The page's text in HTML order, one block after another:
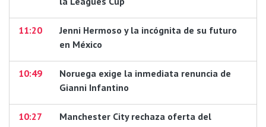
11:20
Jenni Hermoso y la incógnita de su futuro
en México
10:49
Noruega exige la inmediata renuncia de
Gianni Infantino
10:27
Manchester City rechaza oferta del